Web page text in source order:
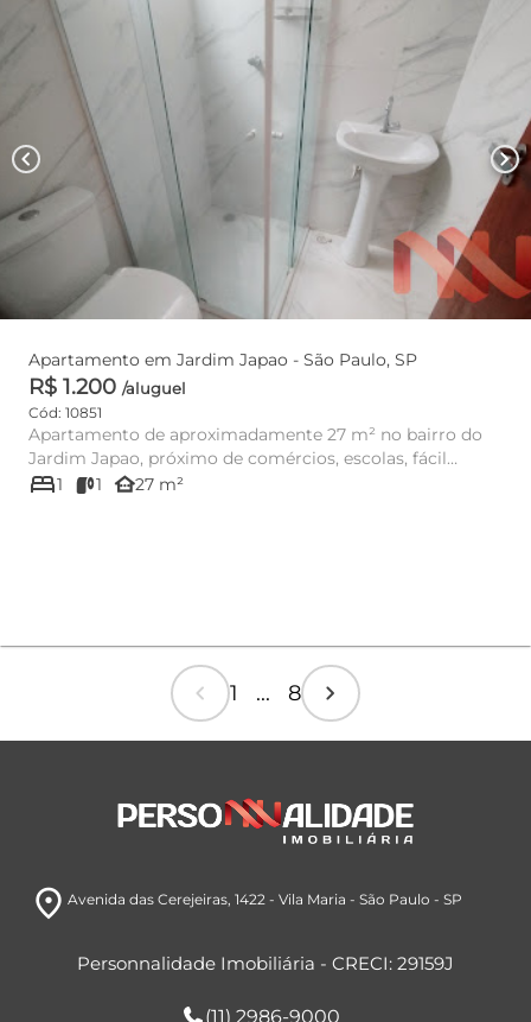
chevron_left chevron_right
Apartamento em Jardim Japao - São Paulo, SP
R$ 1.200 /aluguel
Cód: 10851
Apartamento de aproximadamente 27 m² no bairro do
Jardim Japao, próximo de comércios, escolas, fácil
acesso a linha de ô...
bed1 1 other_houses27 m²
chevron_left 1 ... 8 chevron_right
room Avenida das Cerejeiras, 1422- Vila Maria - São Paulo - SP
Personnalidade Imobiliária - CRECI: 29159J
(11) 2986-9000